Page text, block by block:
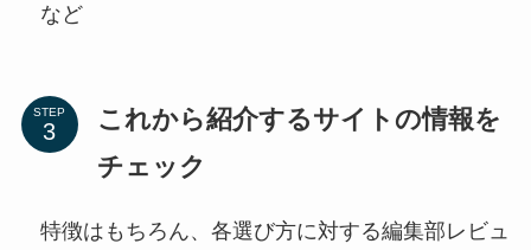
など
STEP
これから紹介するサイトの情報を
チェック
特徴はもちろん、各選び方に対する編集部レビュ